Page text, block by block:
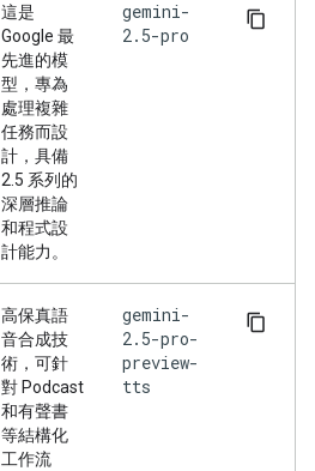
這是
Google 最
先進的模
型，專為
處理複雜
任務而設
計，具備
2.5 系列的
深層推論
和程式設
計能力。
gemini-
2.5-pro
高保真語
音合成技
術，可針
對 Podcast
和有聲書
等結構化
工作流
gemini-
2.5-pro-
preview-
tts